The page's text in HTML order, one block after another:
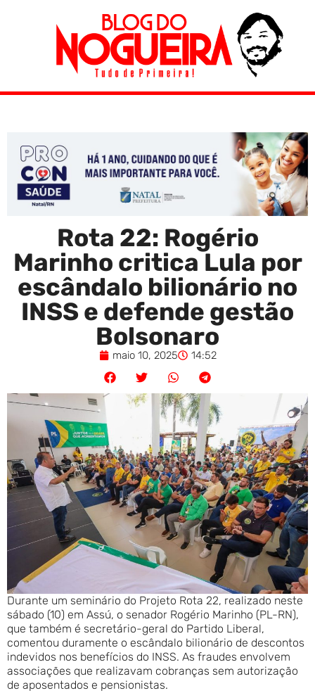
Rota 22: Rogério
Marinho critica Lula por
escândalo bilionário no
INSS e defende gestão
Bolsonaro
maio 10, 2025 14:52
Durante um seminário do Projeto Rota 22, realizado neste
sábado (10) em Assú, o senador Rogério Marinho (PL-RN),
que também é secretário-geral do Partido Liberal,
comentou duramente o escândalo bilionário de descontos
indevidos nos benefícios do INSS. As fraudes envolvem
associações que realizavam cobranças sem autorização
de aposentados e pensionistas.